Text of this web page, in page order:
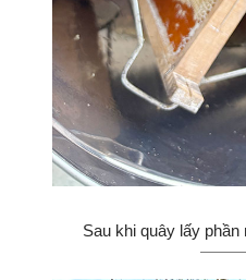
Sau khi quây lấy